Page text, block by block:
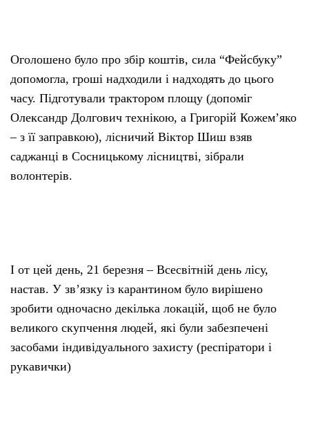
Оголошено було про збір коштів, сила “Фейсбуку”
допомогла, гроші надходили і надходять до цього
часу. Підготували трактором площу (допоміг
Олександр Долгович технікою, а Григорій Кожем’яко
– з її заправкою), лісничий Віктор Шиш взяв
саджанці в Сосницькому лісництві, зібрали
волонтерів.
І от цей день, 21 березня – Всесвітній день лісу,
настав. У зв’язку із карантином було вирішено
зробити одночасно декілька локацій, щоб не було
великого скупчення людей, які були забезпечені
засобами індивідуального захисту (респіратори і
рукавички)